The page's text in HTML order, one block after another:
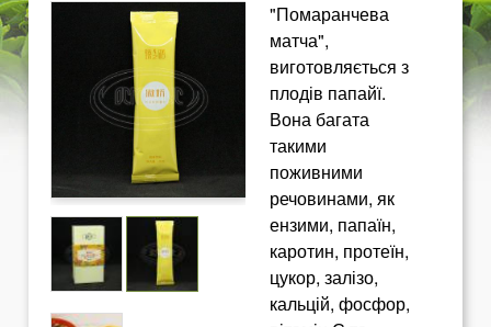
Т
У
С
"Помаранчева
матча",
виготовляється з
плодів папайї.
Вона багата
такими
поживними
речовинами, як
ензими, папаїн,
каротин, протеїн,
цукор, залізо,
кальцій, фосфор,